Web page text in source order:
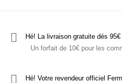
Hé! La livraison gratuite dés 95€
Un forfait de 10€ pour les
Hé! Votre revendeur officiel